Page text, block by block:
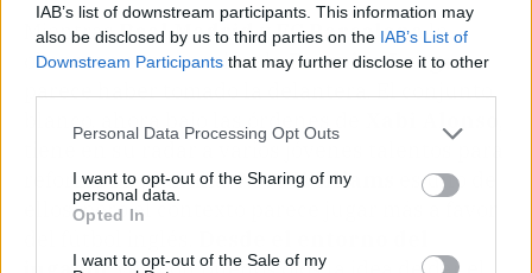
IAB’s list of downstream participants. This information may
also be disclosed by us to third parties on the IAB’s List of
Downstream Participants that may further disclose it to other
Personal Data Processing Opt Outs
I want to opt-out of the Sharing of my
personal data.
Opted In
I want to opt-out of the Sale of my
MientrasReal MadridyFC Barcelona lo
observan con atención, laPremier League
parece haber tomado la delantera. El conjunto
blanco, ahora bajo las órdenes de
tiene en su radar a varios jóvenes talentos para
reforzar su plantilla.Nico Williams
es uno de
ellos, pero el contexto parece jugar más a favor